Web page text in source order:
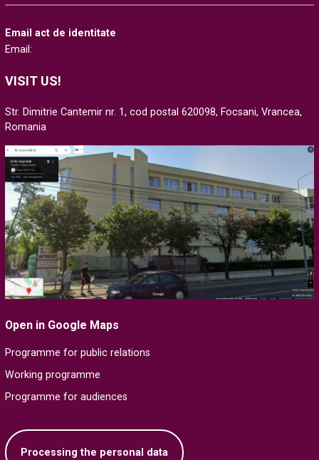
Email act de identitate
Email:
VISIT US!
Str. Dimitrie Cantemir nr. 1, cod postal 620098, Focsani, Vrancea,
Romania
Open in Google Maps
Programme for public relations
Working programme
Programme for audiences
Processing the personal data